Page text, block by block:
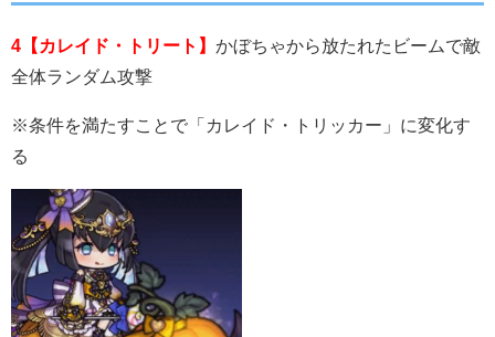
4【カレイド・トリート】 かぼちゃから放たれたビームで敵
全体ランダム攻撃
※条件を満たすことで「カレイド・トリッカー」に変化す
る